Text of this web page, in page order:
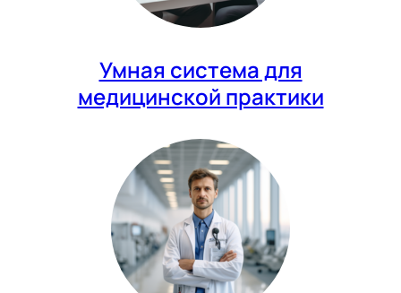
Умная система для
медицинской практики